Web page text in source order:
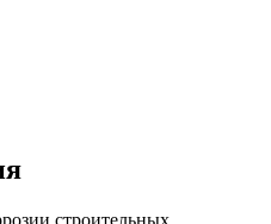
строительных